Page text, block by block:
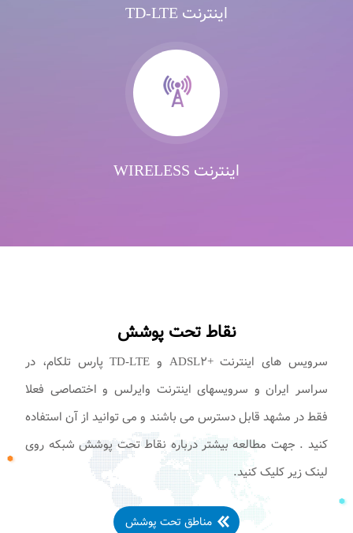
اینترنت TD-LTE
اینترنت WIRELESS
نقاط تحت پوشش
سرویس های اینترنت +ADSL۲ و TD-LTE پارس تلکام، در
سراسر ایران و سرویسهای اینترنت وایرلس و اختصاصی فعلا
فقط در مشهد قابل دسترس می باشند و می توانید از آن استفاده
کنید . جهت مطالعه بیشتر درباره نقاط تحت پوشش شبکه روی
لینک زیر کلیک کنید.
مناطق تحت پوشش